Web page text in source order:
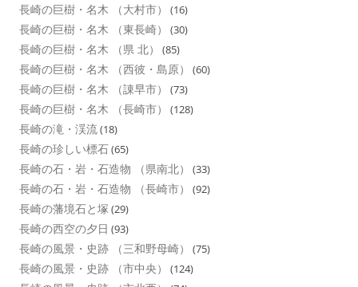
長崎の巨樹・名木 （大村市） (16)
長崎の巨樹・名木 （東長崎） (30)
長崎の巨樹・名木 （県 北） (85)
長崎の巨樹・名木 （西彼・島原） (60)
長崎の巨樹・名木 （諌早市） (73)
長崎の巨樹・名木 （長崎市） (128)
長崎の滝・渓流(18)
長崎の珍しい標石(65)
長崎の石・岩・石造物 （県南北） (33)
長崎の石・岩・石造物 （長崎市） (92)
長崎の藩境石と塚 (29)
長崎の西空の夕日 (93)
長崎の風景・史跡 （三和野母崎） (75)
長崎の風景・史跡 （市中央） (124)